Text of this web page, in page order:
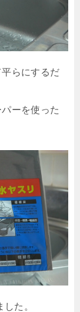
らにするだ
ーを使った
た。